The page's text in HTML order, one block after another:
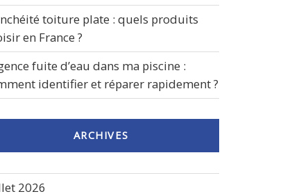
toiture plate : quels produits
en France ?
fuite d’eau dans ma piscine :
identifier et réparer rapidement ?
ARCHIVES
2026